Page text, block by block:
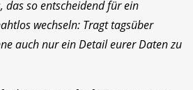
das so entscheidend für ein
wechseln: Tragt tagsüber
auch nur ein Detail eurer Daten zu